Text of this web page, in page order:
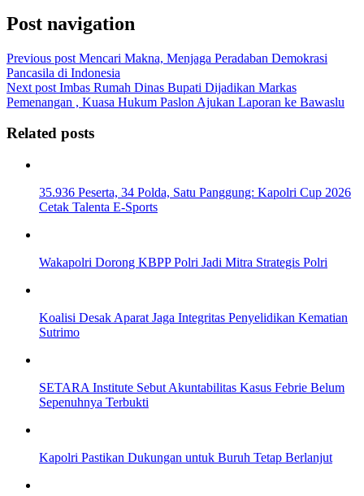
Post navigation
Previous post Mencari Makna, Menjaga Peradaban Demokrasi
Pancasila di Indonesia
Next post Imbas Rumah Dinas Bupati Dijadikan Markas
Pemenangan , Kuasa Hukum Paslon Ajukan Laporan ke Bawaslu
Related posts
35.936 Peserta, 34 Polda, Satu Panggung: Kapolri Cup 2026
Cetak Talenta E-Sports
Wakapolri Dorong KBPP Polri Jadi Mitra Strategis Polri
Koalisi Desak Aparat Jaga Integritas Penyelidikan Kematian
Sutrimo
SETARA Institute Sebut Akuntabilitas Kasus Febrie Belum
Sepenuhnya Terbukti
Kapolri Pastikan Dukungan untuk Buruh Tetap Berlanjut